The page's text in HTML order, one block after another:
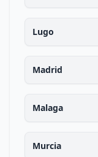
Lugo
Madrid
Malaga
Murcia